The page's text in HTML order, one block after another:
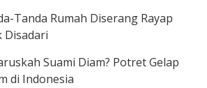
Tanda Rumah Diserang Rayap
Disadari
Suami Diam? Potret Gelap
di Indonesia